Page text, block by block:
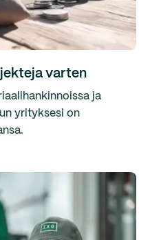
varten
ja
yrityksesi on